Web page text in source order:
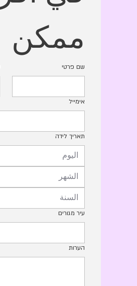
ممكن
שם פרטי
אימייל
תאריך לידה
الشهر
עיר מגורים
הערות